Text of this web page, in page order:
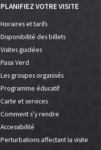
PLANIFIEZ VOTRE VISITE
Horaires et tarifs
Disponibilité des billets
Visites guidées
Passi Verd
Les groupes organisés
Programme éducatif
Carte et services
Comment s’y rendre
Accessibilité
Perturbations affectant la visite